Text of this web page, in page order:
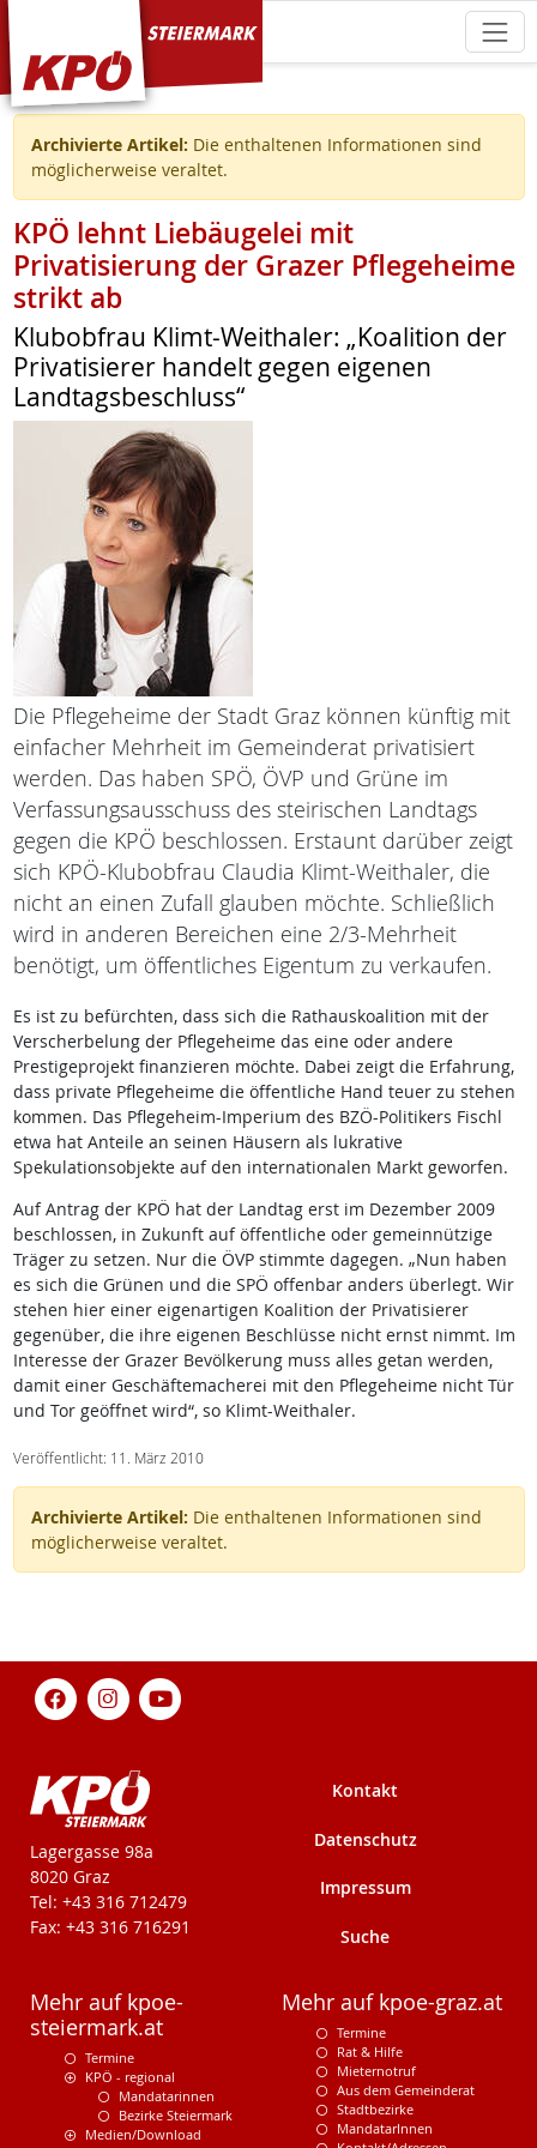
KPÖ Steiermark
Archivierte Artikel: Die enthaltenen Informationen sind
möglicherweise veraltet.
KPÖ lehnt Liebäugelei mit
Privatisierung der Grazer Pflegeheime
strikt ab
Klubobfrau Klimt-Weithaler: „Koalition der
Privatisierer handelt gegen eigenen
Landtagsbeschluss“
Die Pflegeheime der Stadt Graz können künftig mit
einfacher Mehrheit im Gemeinderat privatisiert
werden. Das haben SPÖ, ÖVP und Grüne im
Verfassungsausschuss des steirischen Landtags
gegen die KPÖ beschlossen. Erstaunt darüber zeigt
sich KPÖ-Klubobfrau Claudia Klimt-Weithaler, die
nicht an einen Zufall glauben möchte. Schließlich
wird in anderen Bereichen eine 2/3-Mehrheit
benötigt, um öffentliches Eigentum zu verkaufen.
Es ist zu befürchten, dass sich die Rathauskoalition mit der
Verscherbelung der Pflegeheime das eine oder andere
Prestigeprojekt finanzieren möchte. Dabei zeigt die Erfahrung,
dass private Pflegeheime die öffentliche Hand teuer zu stehen
kommen. Das Pflegeheim-Imperium des BZÖ-Politikers Fischl
etwa hat Anteile an seinen Häusern als lukrative
Spekulationsobjekte auf den internationalen Markt geworfen.
Auf Antrag der KPÖ hat der Landtag erst im Dezember 2009
beschlossen, in Zukunft auf öffentliche oder gemeinnützige
Träger zu setzen. Nur die ÖVP stimmte dagegen. „Nun haben
es sich die Grünen und die SPÖ offenbar anders überlegt. Wir
stehen hier einer eigenartigen Koalition der Privatisierer
gegenüber, die ihre eigenen Beschlüsse nicht ernst nimmt. Im
Interesse der Grazer Bevölkerung muss alles getan werden,
damit einer Geschäftemacherei mit den Pflegeheime nicht Tür
und Tor geöffnet wird“, so Klimt-Weithaler.
Veröffentlicht: 11. März 2010
Archivierte Artikel: Die enthaltenen Informationen sind
möglicherweise veraltet.
KPÖ-Steiermark
Lagergasse 98a
8020 Graz
Tel: +43 316 712479
Fax: +43 316 716291
Kontakt
Datenschutz
Impressum
Suche
Mehr auf kpoe-
steiermark.at
Termine
KPÖ - regional
Mandatarinnen
Bezirke Steiermark
Medien/Download
Mehr auf kpoe-graz.at
Termine
Rat & Hilfe
Mieternotruf
Aus dem Gemeinderat
Stadtbezirke
MandatarInnen